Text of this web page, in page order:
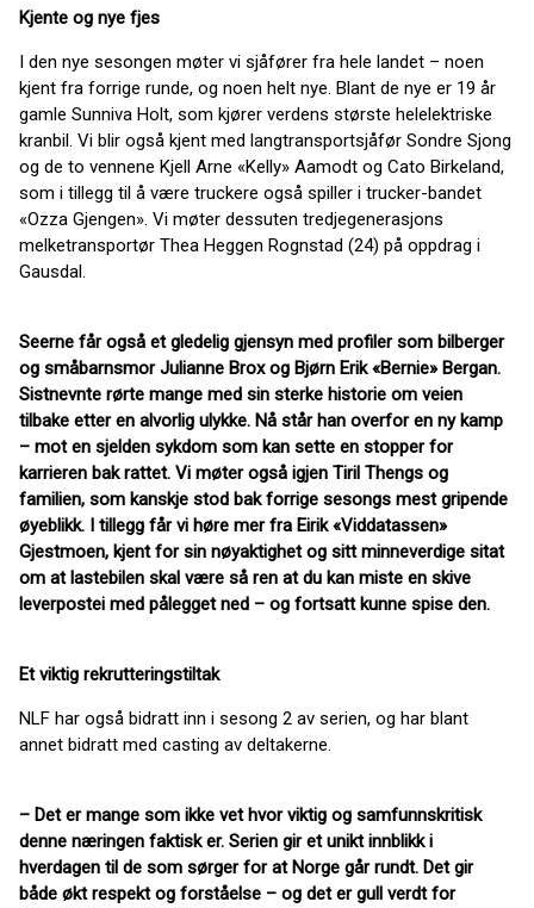
Kjente og nye fjes
I den nye sesongen møter vi sjåfører fra hele landet – noen
kjent fra forrige runde, og noen helt nye. Blant de nye er 19 år
gamle Sunniva Holt, som kjører verdens største helelektriske
kranbil. Vi blir også kjent med langtransportsjåfør Sondre Sjong
og de to vennene Kjell Arne «Kelly» Aamodt og Cato Birkeland,
som i tillegg til å være truckere også spiller i trucker-bandet
«Ozza Gjengen». Vi møter dessuten tredjegenerasjons
melketransportør Thea Heggen Rognstad (24) på oppdrag i
Gausdal.
Seerne får også et gledelig gjensyn med profiler som bilberger
og småbarnsmor Julianne Brox og Bjørn Erik «Bernie» Bergan.
Sistnevnte rørte mange med sin sterke historie om veien
tilbake etter en alvorlig ulykke. Nå står han overfor en ny kamp
– mot en sjelden sykdom som kan sette en stopper for
karrieren bak rattet. Vi møter også igjen Tiril Thengs og
familien, som kanskje stod bak forrige sesongs mest gripende
øyeblikk. I tillegg får vi høre mer fra Eirik «Viddatassen»
Gjestmoen, kjent for sin nøyaktighet og sitt minneverdige sitat
om at lastebilen skal være så ren at du kan miste en skive
leverpostei med pålegget ned – og fortsatt kunne spise den.
Et viktig rekrutteringstiltak
NLF har også bidratt inn i sesong 2 av serien, og har blant
annet bidratt med casting av deltakerne.
– Det er mange som ikke vet hvor viktig og samfunnskritisk
denne næringen faktisk er. Serien gir et unikt innblikk i
hverdagen til de som sørger for at Norge går rundt. Det gir
både økt respekt og forståelse – og det er gull verdt for